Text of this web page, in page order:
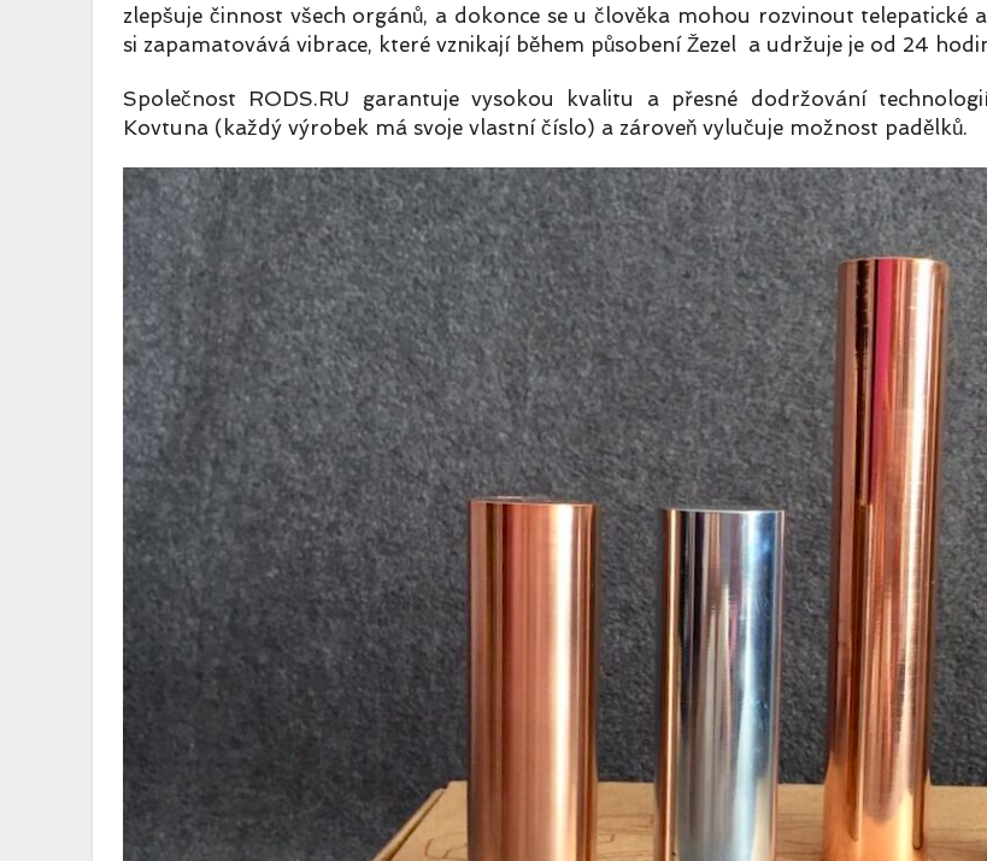
zlepšuje činnost všech orgánů, a dokonce se u člověka mohou rozvinout telepatické
si zapamatovává vibrace, které vznikají během působení Žezel a udržuje je od 24
Společnost RODS.RU garantuje vysokou kvalitu a přesné dodržování
Kovtuna (každý výrobek má svoje vlastní číslo) a zároveň vylučuje možnost padělků.